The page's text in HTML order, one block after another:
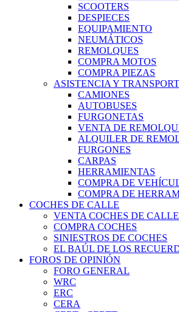
SCOOTERS
DESPIECES
EQUIPAMIENTO
NEUMÁTICOS
REMOLQUES
COMPRA MOTOS
COMPRA PIEZAS
ASISTENCIA Y
CAMIONES
AUTOBUSES
FURGONETAS
VENTA DE
ALQUILER DE
FURGONES
CARPAS
HERRAMIENTAS
COMPRA DE
COMPRA DE
COCHES DE CALLE
VENTA COCHES DE
COMPRA COCHES
SINIESTROS DE COCHES
EL BAÚL DE LOS
FOROS DE OPINIÓN
FORO GENERAL
WRC
ERC
CERA